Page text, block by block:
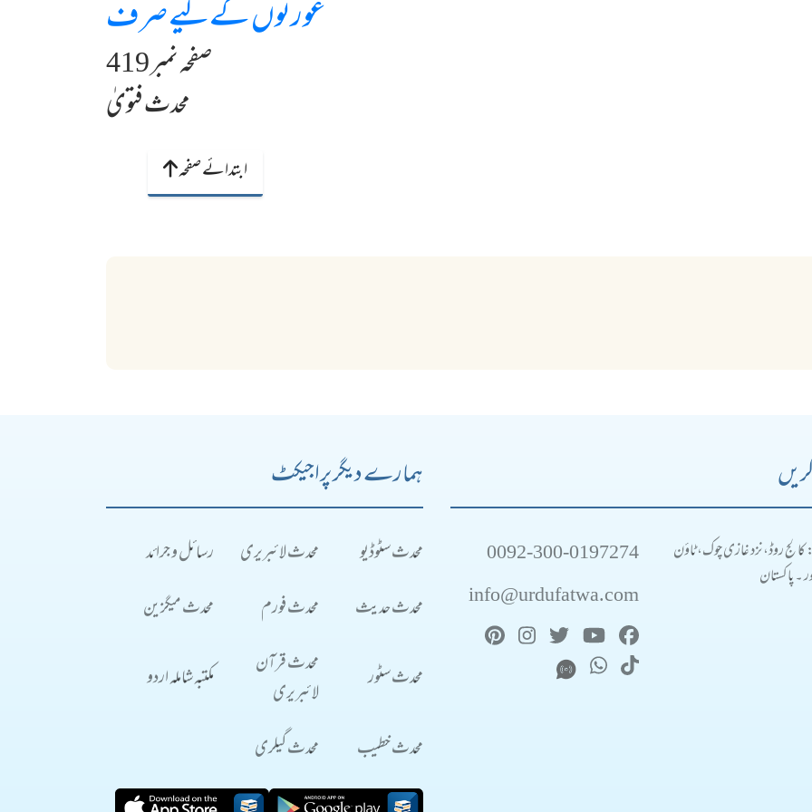
عورتوں کےلیے صرف
صفحہ نمبر 419
محدث فتویٰ
ابتدائے صفحہ
کالج روڈ، نزد غازی چوک، ٹاؤن
۔ پاکستان
0092-300-0197274
info@urdufatwa.com
ہمارے دیگر پراجیکٹ
محدث سٹوڈیو محدث لائبریری
رسائل و جرائد
محدث حدیث
محدث فورم محدث میگزین
محدث سٹور
محدث قرآن
لائبریری
مکتبہ شاملہ اردو
محدث خطیب محدث گیلری